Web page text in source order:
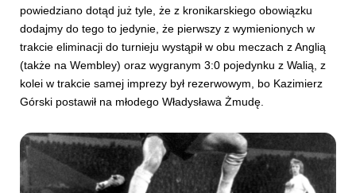
powiedziano dotąd już tyle, że z kronikarskiego obowiązku
dodajmy do tego to jedynie, że pierwszy z wymienionych w
trakcie eliminacji do turnieju wystąpił w obu meczach z Anglią
(także na Wembley) oraz wygranym 3:0 pojedynku z Walią, z
kolei w trakcie samej imprezy był rezerwowym, bo Kazimierz
Górski postawił na młodego Władysława Żmudę.